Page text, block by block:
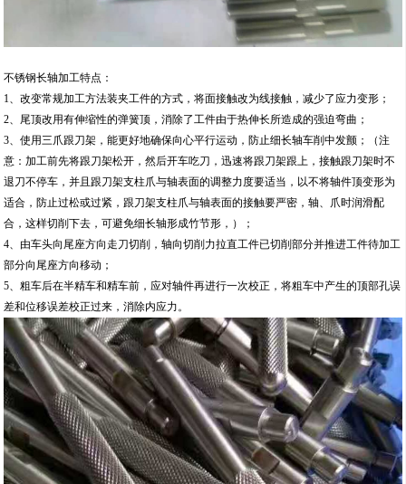
不锈钢长轴加工特点：
1、改变常规加工方法装夹工件的方式，将面接触改为线接触，减少了应力变形；
2、尾顶改用有伸缩性的弹簧顶，消除了工件由于热伸长所造成的强迫弯曲；
3、使用三爪跟刀架，能更好地确保向心平行运动，防止细长轴车削中发颤；（注
意：加工前先将跟刀架松开，然后开车吃刀，迅速将跟刀架跟上，接触跟刀架时不
退刀不停车，并且跟刀架支柱爪与轴表面的调整力度要适当，以不将轴件顶变形为
适合，防止过松或过紧，跟刀架支柱爪与轴表面的接触要严密，轴、爪时润滑配
合，这样切削下去，可避免细长轴形成竹节形，）；
4、由车头向尾座方向走刀切削，轴向切削力拉直工件已切削部分并推进工件待加工
部分向尾座方向移动；
5、粗车后在半精车和精车前，应对轴件再进行一次校正，将粗车中产生的顶部孔误
差和位移误差校正过来，消除内应力。